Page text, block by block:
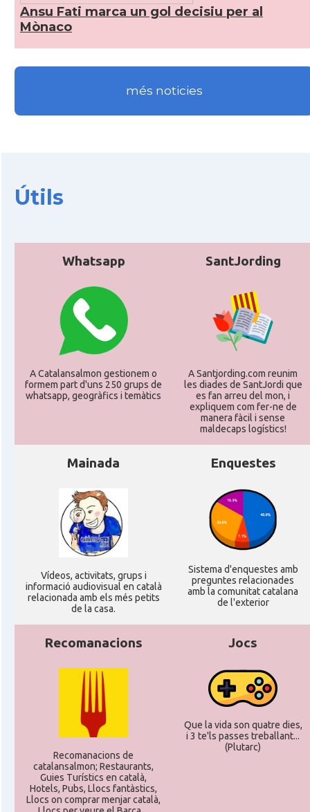
Ansu Fati marca un gol decisiu per al
Mònaco
més noticies
Útils
Whatsapp
A Catalansalmon gestionem o
formem part d'uns 250 grups de
whatsapp, geogràfics i temàtics
SantJording
A Santjording.com reunim
les diades de SantJordi que
es fan arreu del mon, i
expliquem com fer-ne de
manera fàcil i sense
maldecaps logí­stics!
Mainada
Ví­deos, activitats, grups i
informació audiovisual en català
relacionada amb els més petits
de la casa.
Enquestes
Sistema d'enquestes amb
preguntes relacionades
amb la comunitat catalana
de l'exterior
Recomanacions
Recomanacions de
catalansalmon; Restaurants,
Guies Turístics en català,
Hotels, Pubs, Llocs fantàstics,
Llocs on comprar menjar català,
Jocs
Que la vida son quatre dies,
i 3 te'ls passes treballant...
(Plutarc)